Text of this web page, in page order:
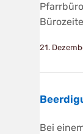
21.
Bei